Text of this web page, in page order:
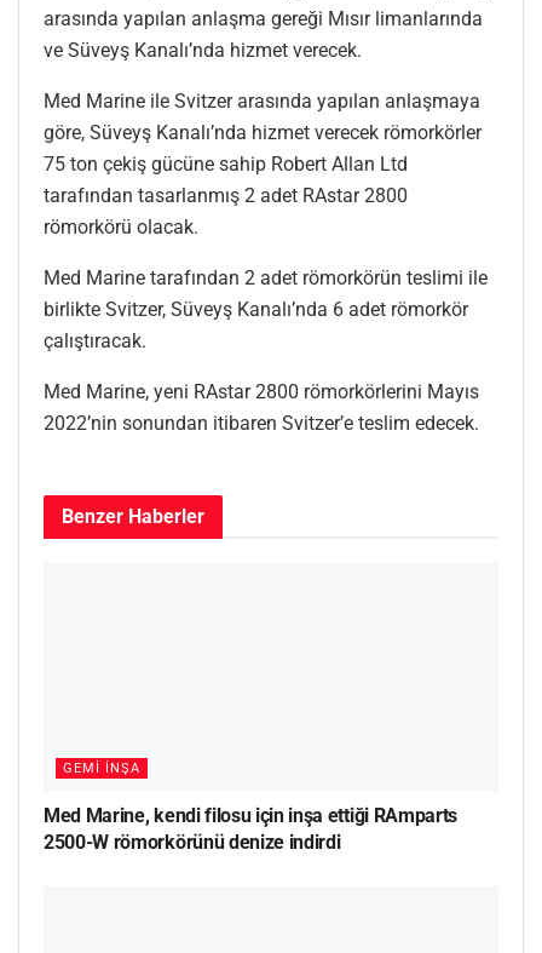
arasında yapılan anlaşma gereği Mısır limanlarında
ve Süveyş Kanalı’nda hizmet verecek.
Med Marine ile Svitzer arasında yapılan anlaşmaya
göre, Süveyş Kanalı’nda hizmet verecek römorkörler
75 ton çekiş gücüne sahip Robert Allan Ltd
tarafından tasarlanmış 2 adet RAstar 2800
römorkörü olacak.
Med Marine tarafından 2 adet römorkörün teslimi ile
birlikte Svitzer, Süveyş Kanalı’nda 6 adet römorkör
çalıştıracak.
Med Marine, yeni RAstar 2800 römorkörlerini Mayıs
2022’nin sonundan itibaren Svitzer’e teslim edecek.
Benzer Haberler
GEMI İNŞA
Med Marine, kendi filosu için inşa ettiği RAmparts
2500-W römorkörünü denize indirdi